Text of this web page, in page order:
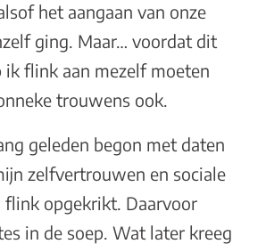
het aangaan van onze
ging. Maar… voordat dit
ik flink aan mezelf moeten
trouwens ook.
geleden begon met daten
zelfvertrouwen en sociale
flink opgekrikt. Daarvoor
in de soep. Wat later kreeg